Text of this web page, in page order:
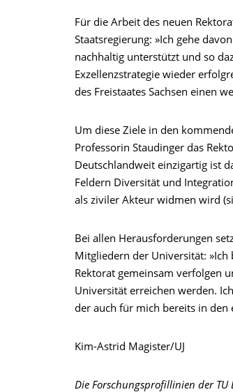
Für die Arbeit des neuen
Staatsregierung: »Ich gehe
nachhaltig unterstützt und so
Exzellenzstrategie wieder
des Freistaates Sachsen einen
Um diese Ziele in den
Professorin Staudinger das
Deutschlandweit einzigartig ist
Feldern Diversität und
als ziviler Akteur widmen wird
Bei allen Herausforderungen
Mitgliedern der Universität: »Ich
Rektorat gemeinsam verfolgen
Universität erreichen werden.
der auch für mich bereits in
Kim-Astrid Magister/UJ
Die Forschungsprofillinien der TU